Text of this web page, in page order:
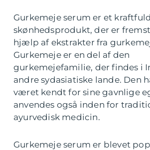
Gurkemeje serum er et
skønhedsprodukt, der er
hjælp af ekstrakter fra
Gurkemeje er en del af den
gurkemejefamilie, der findes i
andre sydasiatiske lande. Den
været kendt for sine gavnlige
anvendes også inden for
ayurvedisk medicin.
Gurkemeje serum er blevet